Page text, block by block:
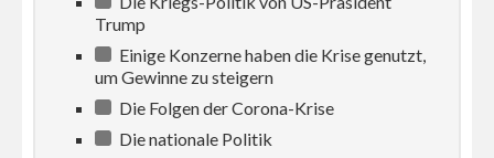
Trump
Einige Konzerne haben die Krise genutzt,
um Gewinne zu steigern
Die Folgen der Corona-Krise
Die nationale Politik